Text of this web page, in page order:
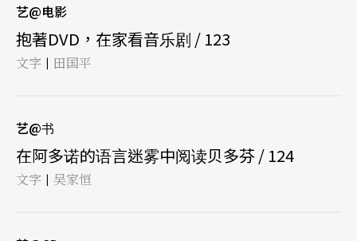
艺@电影
抱著DVD，在家看音乐剧 / 123
文字 | 田国平
艺@书
在阿多诺的语言迷雾中阅读贝多芬 / 124
文字 | 吴家恒